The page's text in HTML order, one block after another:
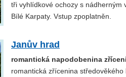
tři vyhlídkové ochozy s nádherným
Bílé Karpaty. Vstup zpoplatněn.
Janův hrad
romantická napodobenina
romantická zřícenina